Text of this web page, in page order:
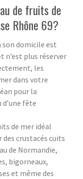
de fruits de
Rhône 69?
son domicile est
n’est plus réserver
les
dans votre
pour la
d’une fête
de mer idéal
crustacés cuits
de Normandie,
bigorneaux,
et même des